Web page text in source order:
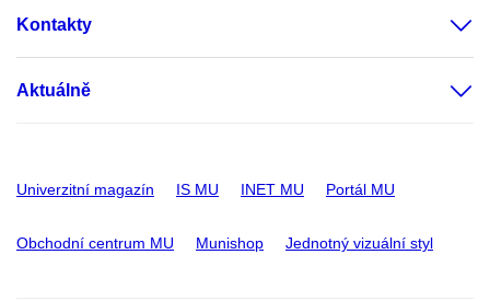
Kontakty
Aktuálně
Univerzitní magazín IS MU INET MU Portál MU
Obchodní centrum MU Munishop Jednotný vizuální styl